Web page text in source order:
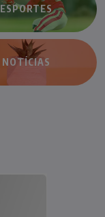
ESPORTES
NOTÍCIAS